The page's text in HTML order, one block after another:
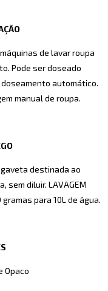
de lavar roupa
Pode ser doseado
automático.
manual de roupa.
destinada ao
sem diluir. LAVAGEM
para 10L de água.
Opaco